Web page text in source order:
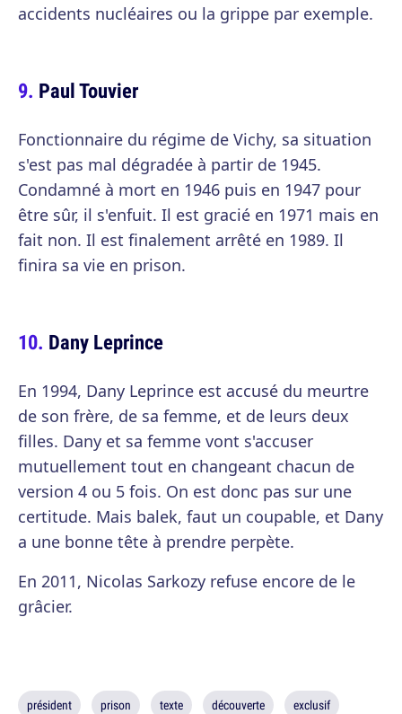
accidents nucléaires ou la grippe par exemple.
Paul Touvier
Fonctionnaire du régime de Vichy, sa situation
s'est pas mal dégradée à partir de 1945.
Condamné à mort en 1946 puis en 1947 pour
être sûr, il s'enfuit. Il est gracié en 1971 mais en
fait non. Il est finalement arrêté en 1989. Il
finira sa vie en prison.
Dany Leprince
En 1994, Dany Leprince est accusé du meurtre
de son frère, de sa femme, et de leurs deux
filles. Dany et sa femme vont s'accuser
mutuellement tout en changeant chacun de
version 4 ou 5 fois. On est donc pas sur une
certitude. Mais balek, faut un coupable, et Dany
a une bonne tête à prendre perpète.
En 2011, Nicolas Sarkozy refuse encore de le
grâcier.
président prison texte découverte exclusif